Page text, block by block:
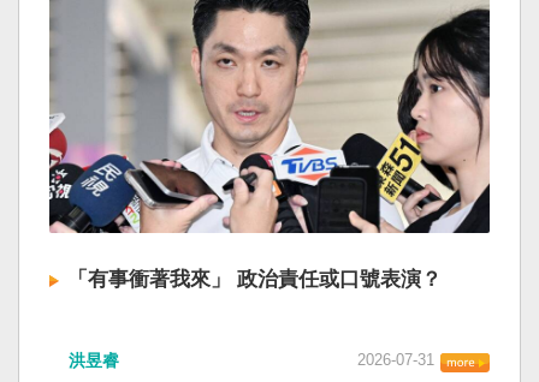
「有事衝著我來」 政治責任或口號表演？
洪昱睿 2026-07-31